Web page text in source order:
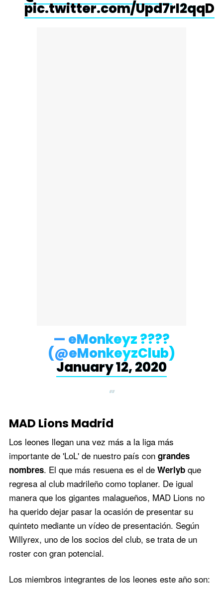
pic.twitter.com/Upd7rI2qqD
— eMonkeyz ????
(@eMonkeyzClub)
January 12, 2020
MAD Lions Madrid
Los leones llegan una vez más a la liga más
importante de 'LoL' de nuestro país con grandes
nombres. El que más resuena es el de Werlybque
regresa al club madrileño como toplaner. De igual
manera que los gigantes malagueños, MAD Lions no
ha querido dejar pasar la ocasión de presentar su
quinteto mediante un vídeo de presentación. Según
Willyrex, uno de los socios del club, se trata de un
roster con gran potencial.
Los miembros integrantes de los leones este año son: